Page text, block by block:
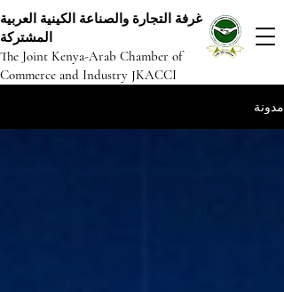
غرفة التجارة والصناعة الكينية العربية
المشتركة
The Joint Kenya-Arab Chamber of
Commerce and Industry JKACCI
مدونة